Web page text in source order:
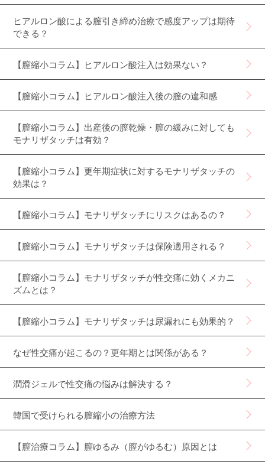
ヒアルロン酸による膣引き締め治療で感度アップは期待
できる？
【膣縮小コラム】ヒアルロン酸注入は効果ない？
【膣縮小コラム】ヒアルロン酸注入後の膣の違和感
【膣縮小コラム】出産後の膣乾燥・膣の緩みに対しても
モナリザタッチは有効？
【膣縮小コラム】更年期症状に対するモナリザタッチの
効果は？
【膣縮小コラム】モナリザタッチにリスクはあるの？
【膣縮小コラム】モナリザタッチは保険適用される？
【膣縮小コラム】モナリザタッチが性交痛に効くメカニ
ズムとは？
【膣縮小コラム】モナリザタッチは尿漏れにも効果的？
なぜ性交痛が起こるの？更年期とは関係がある？
潤滑ジェルで性交痛の悩みは解決する？
韓国で受けられる膣縮小の治療方法
【膣治療コラム】膣ゆるみ（膣がゆるむ）原因とは